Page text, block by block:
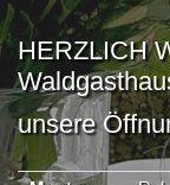
HERZLICH
unsere